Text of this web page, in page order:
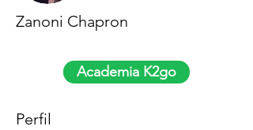
Zanoni Chapron
Academia K2go
Perfil